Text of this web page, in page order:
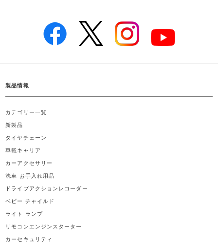
製品情報
カテゴリー一覧
新製品
タイヤチェーン
車載キャリア
カーアクセサリー
洗車 お手入れ用品
ドライブアクションレコーダー
ベビー チャイルド
ライト ランプ
リモコンエンジンスターター
カーセキュリティ